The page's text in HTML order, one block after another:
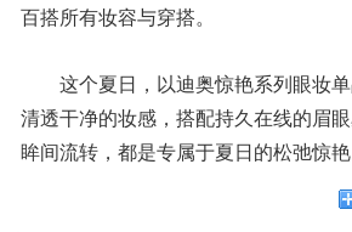
百搭所有妆容与穿搭。
这个夏日，以迪奥惊艳系列眼妆单
清透干净的妆感，搭配持久在线的眉
眸间流转，都是专属于夏日的松弛惊艳